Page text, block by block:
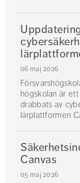
06 maj 2026
högskolan är
drabbats av
lärplattformen
Canvas
05 maj 2026